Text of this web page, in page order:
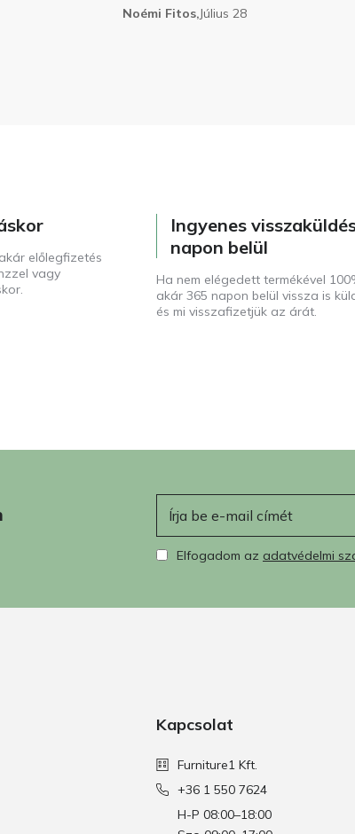
Noémi Fitos,Július 28
előlegfizetés
vagy
Ingyenes
napon belül
Ha nem elégedett termékével
akár 365 napon belül vissza is
és mi visszafizetjük az árát.
Elfogadom az adatvédelmi
Kapcsolat
Furniture1 Kft.
+36 1 550 7624
H-P 08:00–18:00